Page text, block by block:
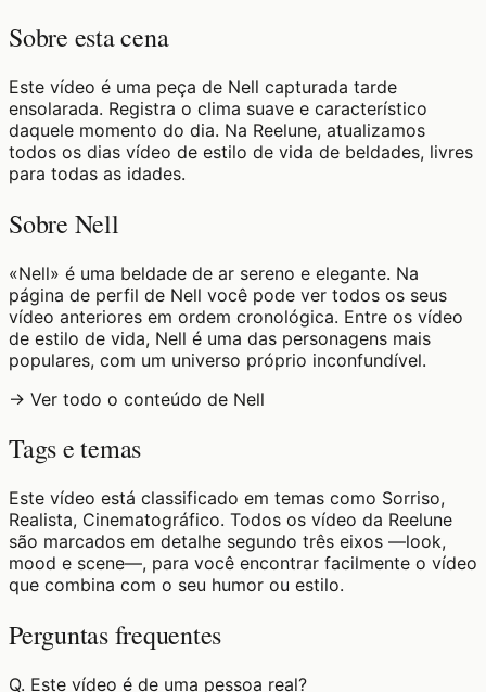
Sobre esta cena
Este vídeo é uma peça de Nell capturada tarde
ensolarada. Registra o clima suave e característico
daquele momento do dia. Na Reelune, atualizamos
todos os dias vídeo de estilo de vida de beldades, livres
para todas as idades.
Sobre Nell
«Nell» é uma beldade de ar sereno e elegante. Na
página de perfil de Nell você pode ver todos os seus
vídeo anteriores em ordem cronológica. Entre os vídeo
de estilo de vida, Nell é uma das personagens mais
populares, com um universo próprio inconfundível.
→ Ver todo o conteúdo de Nell
Tags e temas
Este vídeo está classificado em temas como Sorriso,
Realista, Cinematográfico. Todos os vídeo da Reelune
são marcados em detalhe segundo três eixos —look,
mood e scene—, para você encontrar facilmente o vídeo
que combina com o seu humor ou estilo.
Perguntas frequentes
Q. Este vídeo é de uma pessoa real?